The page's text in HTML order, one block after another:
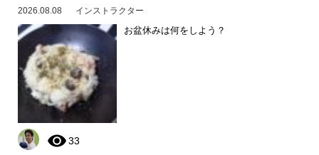
2026.08.08 インストラクター
お盆休みは何をしよう？
33